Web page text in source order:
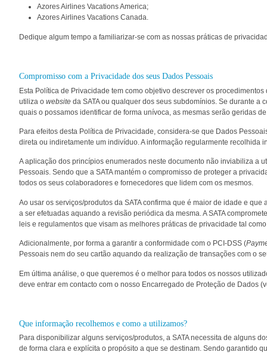
Azores Airlines Vacations America;
Azores Airlines Vacations Canada.
Dedique algum tempo a familiarizar-se com as nossas práticas de
Compromisso com a Privacidade dos seus Dados Pessoais
Esta Política de Privacidade tem como objetivo descrever os
utiliza o website da SATA ou qualquer dos seus subdomínios. Se durante a
quais o possamos identificar de forma unívoca, as mesmas serão geridas
Para efeitos desta Política de Privacidade, considera-se que Dados
direta ou indiretamente um indivíduo. A informação regularmente
A aplicação dos princípios enumerados neste documento não inviabiliza a
Pessoais. Sendo que a SATA mantém o compromisso de proteger a
todos os seus colaboradores e fornecedores que lidem com os mesmos.
Ao usar os serviços/produtos da SATA confirma que é maior de idade e
a ser efetuadas aquando a revisão periódica da mesma. A SATA
leis e regulamentos que visam as melhores práticas de privacidade tal
Adicionalmente, por forma a garantir a conformidade com o PCI-DSS (
Pessoais nem do seu cartão aquando da realização de transações com o
Em última análise, o que queremos é o melhor para todos os nossos
deve entrar em contacto com o nosso Encarregado de Proteção de Dados
Que informação recolhemos e como a utilizamos?
Para disponibilizar alguns serviços/produtos, a SATA necessita de alguns
de forma clara e explícita o propósito a que se destinam. Sendo garantido